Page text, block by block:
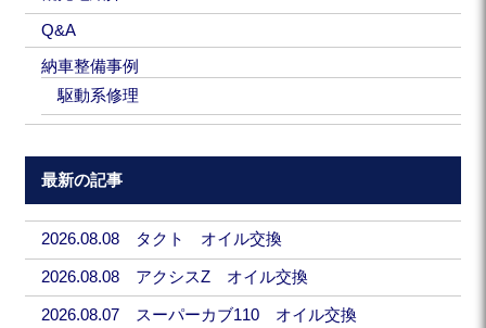
Q&A
納車整備事例
駆動系修理
最新の記事
2026.08.08 タクト オイル交換
2026.08.08 アクシスZ オイル交換
2026.08.07 スーパーカブ110 オイル交換